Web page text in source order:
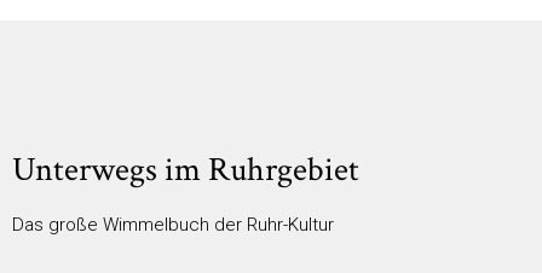
Unterwegs im Ruhrgebiet
Das große Wimmelbuch der Ruhr-Kultur